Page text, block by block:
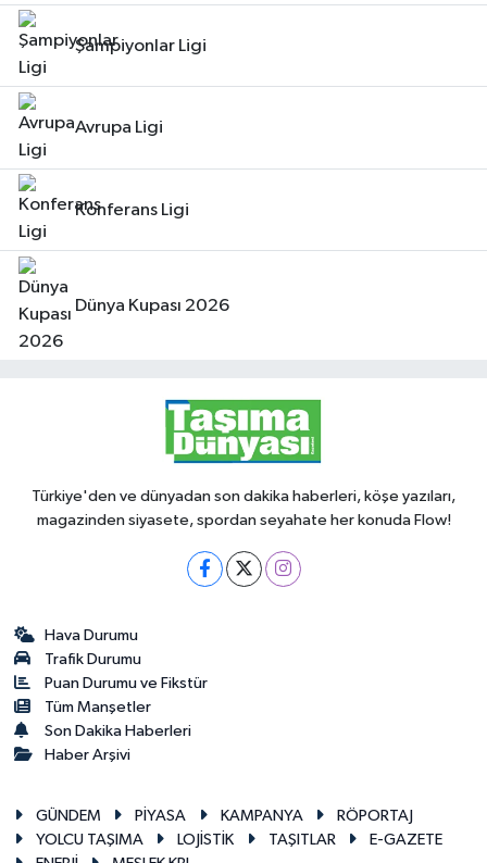
Şampiyonlar Ligi
Avrupa Ligi
Konferans Ligi
Dünya Kupası 2026
Türkiye'den ve dünyadan son dakika haberleri, köşe yazıları,
magazinden siyasete, spordan seyahate her konuda Flow!
Hava Durumu
Trafik Durumu
Puan Durumu ve Fikstür
Tüm Manşetler
Son Dakika Haberleri
Haber Arşivi
GÜNDEM PİYASA KAMPANYA
RÖPORTAJ
YOLCU TAŞIMA
LOJİSTİK TAŞITLAR
E-GAZETE